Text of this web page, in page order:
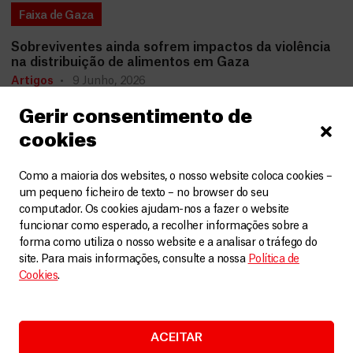
Gerir consentimento de
cookies
Como a maioria dos websites, o nosso website coloca cookies –
um pequeno ficheiro de texto – no browser do seu
computador. Os cookies ajudam-nos a fazer o website
funcionar como esperado, a recolher informações sobre a
forma como utiliza o nosso website e a analisar o tráfego do
site. Para mais informações, consulte a nossa Política de
Cookies.
ACEITAR
Faixa de Gaza
Sobreviventes ainda sofrem impactos da violência
na distribuição de alimentos em Gaza
Artigos 9 Junho, 2026
LEIA MAIS